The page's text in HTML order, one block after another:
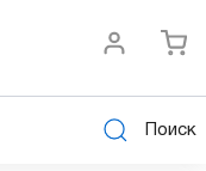
Поиск